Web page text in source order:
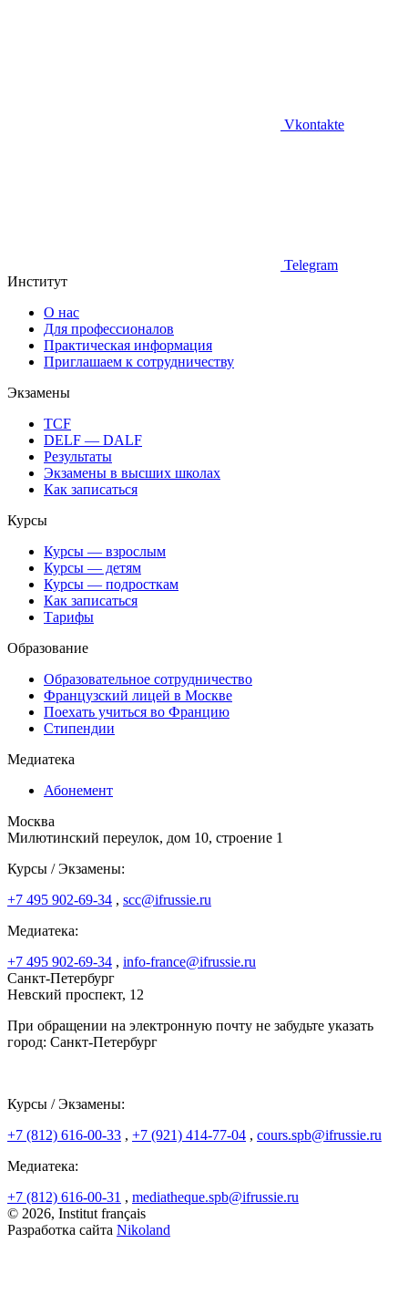
Vkontakte
Telegram
Институт
О нас
Для профессионалов
Практическая информация
Приглашаем к сотрудничеству
Экзамены
TCF
DELF — DALF
Результаты
Экзамены в высших школах
Как записаться
Курсы
Курсы — взрослым
Курсы — детям
Курсы — подросткам
Как записаться
Тарифы
Образование
Образовательное сотрудничество
Французский лицей в Москве
Поехать учиться во Францию
Стипендии
Медиатека
Абонемент
Москва
Милютинский переулок, дом 10, строение 1
Курсы / Экзамены:
+7 495 902-69-34 , scc@ifrussie.ru
Медиатека:
+7 495 902-69-34 , info-france@ifrussie.ru
Санкт-Петербург
Невский проспект, 12
При обращении на электронную почту не забудьте указать
город: Санкт-Петербург
Курсы / Экзамены:
+7 (812) 616-00-33 , +7 (921) 414-77-04 , cours.spb@ifrussie.ru
Медиатека:
+7 (812) 616-00-31 , mediatheque.spb@ifrussie.ru
© 2026, Institut français
Разработка сайта Nikoland